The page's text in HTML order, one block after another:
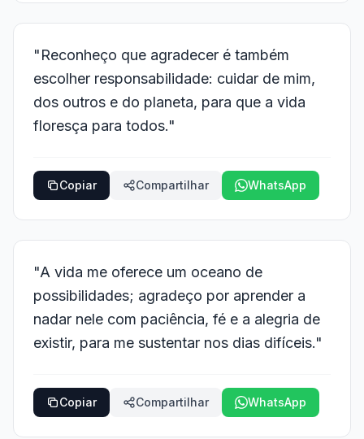
"Reconheço que agradecer é também
escolher responsabilidade: cuidar de mim,
dos outros e do planeta, para que a vida
floresça para todos."
Copiar Compartilhar WhatsApp
"A vida me oferece um oceano de
possibilidades; agradeço por aprender a
nadar nele com paciência, fé e a alegria de
existir, para me sustentar nos dias difíceis."
Copiar Compartilhar WhatsApp